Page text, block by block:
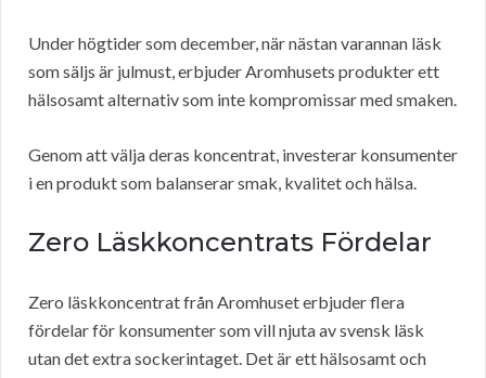
Under högtider som december, när nästan varannan läsk
som säljs är julmust, erbjuder Aromhusets produkter ett
hälsosamt alternativ som inte kompromissar med smaken.
Genom att välja deras koncentrat, investerar konsumenter
i en produkt som balanserar smak, kvalitet och hälsa.
Zero Läskkoncentrats Fördelar
Zero läskkoncentrat från Aromhuset erbjuder flera
fördelar för konsumenter som vill njuta av svensk läsk
utan det extra sockerintaget. Det är ett hälsosamt och